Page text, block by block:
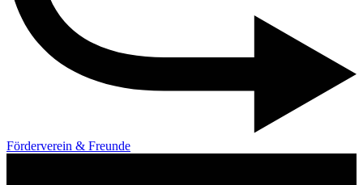
Förderverein & Freunde